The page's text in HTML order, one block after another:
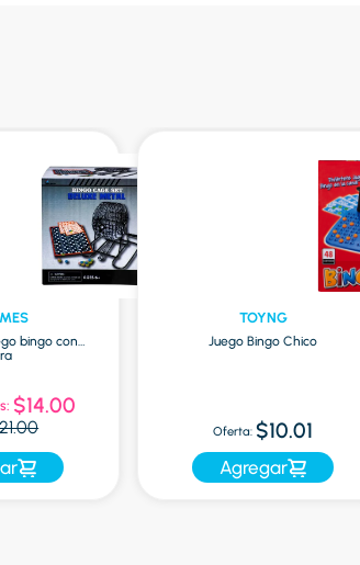
bingo con
$14.00
TOYNG
Juego Bingo Chico
Oferta: $10.01
Agregar